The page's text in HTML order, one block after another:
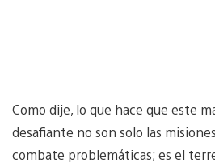
Como dije, lo que hace que este
desafiante no son solo las
combate problemáticas; es el